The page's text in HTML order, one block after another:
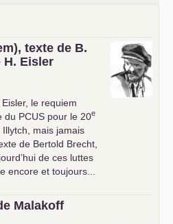
texte de B.
H. Eisler
le requiem
du PCUS pour le 20e
mais jamais
de Bertold Brecht,
de ces luttes
encore et toujours...
Malakoff